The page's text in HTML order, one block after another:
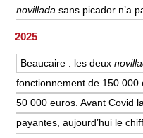
novillada sans picador n’a
2025
Beaucaire : les deux
fonctionnement de 150 000
50 000 euros. Avant Covid
payantes, aujourd’hui le